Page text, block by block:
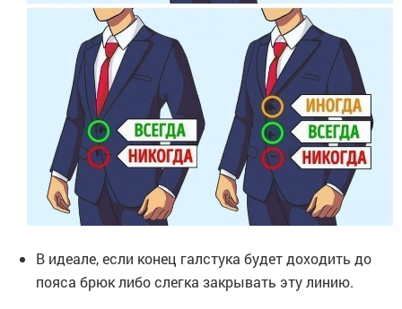
В идеале, если конец галстука будет доходить до
пояса брюк либо слегка закрывать эту линию.